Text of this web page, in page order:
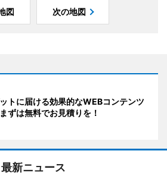
図 次の地図
トに届ける効果的なWEBコンテンツ
ずは無料でお見積りを！
最新ニュース